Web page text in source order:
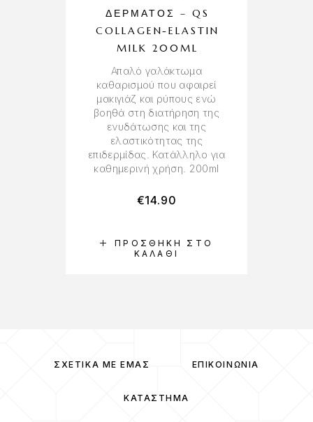
ΠΡΟΣΘΉΚΗ ΣΤΟ
ΚΑΛΆΘΙ
ΔΈΡΜΑΤΟΣ – QS
COLLAGEN-ELASTIN
MILK 200ML
Απαλό γαλάκτωμα
καθαρισμού που αφαιρεί
μακιγιάζ και ρύπους ενώ
βοηθά στη διατήρηση της
ενυδάτωσης και της
ελαστικότητας της
επιδερμίδας. Κατάλληλο για
καθημερινή χρήση. 200ml
€14.90
ΣΧΕΤΙΚΆ ΜΕ ΕΜΆΣ ΕΠΙΚΟΙΝΩΝΊΑ
ΚΑΤΆΣΤΗΜΑ